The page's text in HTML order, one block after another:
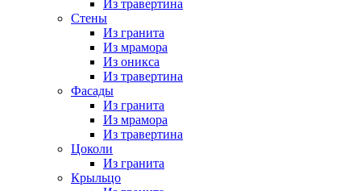
Из травертина
Стены
Из гранита
Из мрамора
Из оникса
Из травертина
Фасады
Из гранита
Из мрамора
Из травертина
Цоколи
Из гранита
Крыльцо